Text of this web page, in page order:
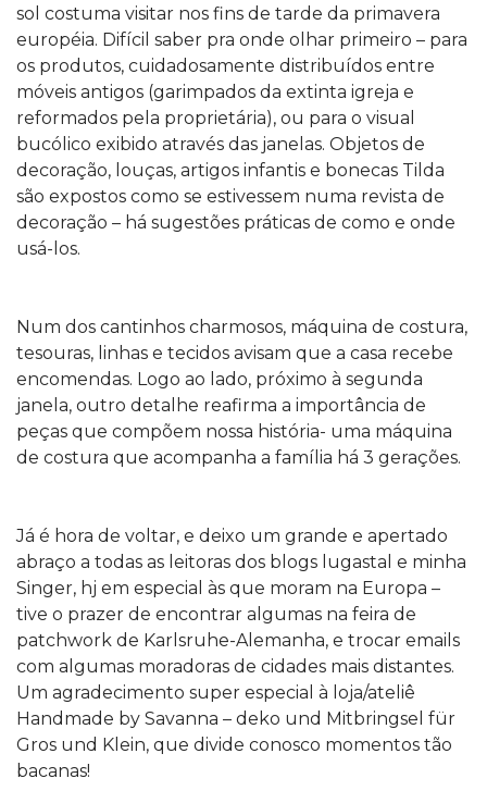
sol costuma visitar nos fins de tarde da primavera
européia. Difícil saber pra onde olhar primeiro – para
os produtos, cuidadosamente distribuídos entre
móveis antigos (garimpados da extinta igreja e
reformados pela proprietária), ou para o visual
bucólico exibido através das janelas. Objetos de
decoração, louças, artigos infantis e bonecas Tilda
são expostos como se estivessem numa revista de
decoração – há sugestões práticas de como e onde
usá-los.
Num dos cantinhos charmosos, máquina de costura,
tesouras, linhas e tecidos avisam que a casa recebe
encomendas. Logo ao lado, próximo à segunda
janela, outro detalhe reafirma a importância de
peças que compõem nossa história- uma máquina
de costura que acompanha a família há 3 gerações.
Já é hora de voltar, e deixo um grande e apertado
abraço a todas as leitoras dos blogs lugastal e minha
Singer, hj em especial às que moram na Europa –
tive o prazer de encontrar algumas na feira de
patchwork de Karlsruhe-Alemanha, e trocar emails
com algumas moradoras de cidades mais distantes.
Um agradecimento super especial à loja/ateliê
Handmade by Savanna – deko und Mitbringsel für
Gros und Klein, que divide conosco momentos tão
bacanas!